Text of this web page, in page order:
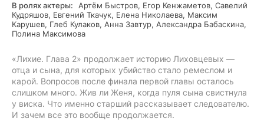
В ролях актеры:
Артём Быстров, Егор Кенжаметов, Савелий
Кудряшов, Евгений Ткачук, Елена Николаева, Максим
Карушев, Глеб Кулаков, Анна Завтур, Александра Бабаскина,
Полина Максимова
«Лихие. Глава 2» продолжает историю Лиховцевых —
отца и сына, для которых убийство стало ремеслом и
карой. Вопросов после финала первой главы осталось
слишком много. Жив ли Женя, когда пуля сына свистнула
у виска. Что именно старший рассказывает следователю.
И зачем все это вообще продолжается.